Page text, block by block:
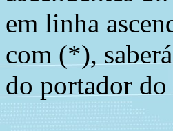
em linha
com (*),
do portador